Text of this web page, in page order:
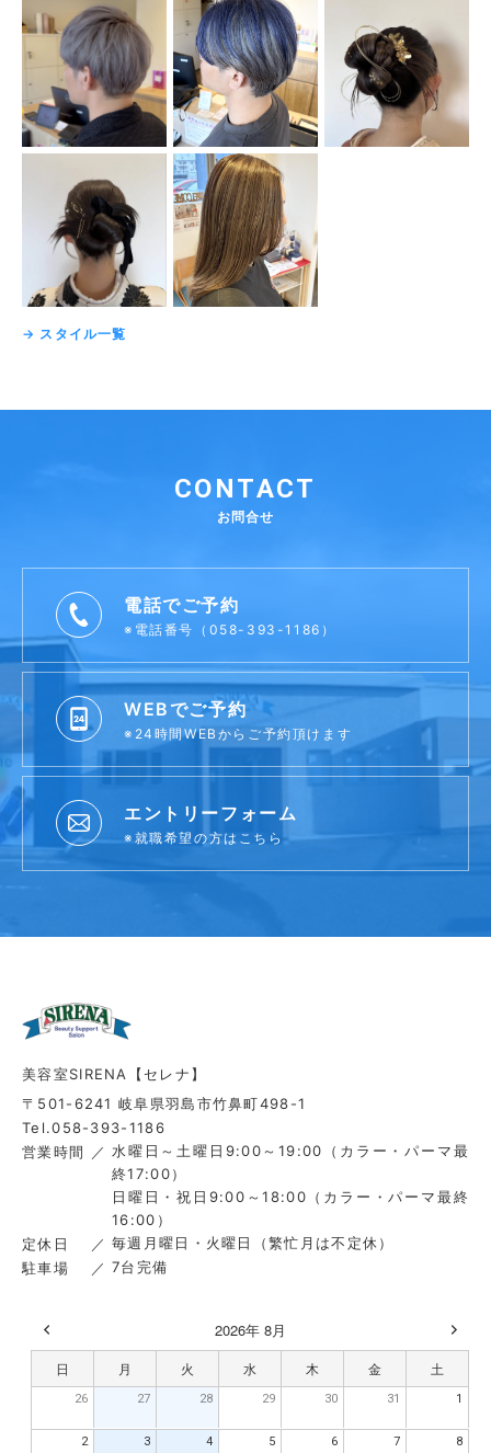
→ スタイル一覧
CONTACT
お問合せ
電話でご予約
※電話番号（058-393-1186）
WEBでご予約
※24時間WEBからご予約頂けます
エントリーフォーム
※就職希望の方はこちら
美容室SIRENA【セレナ】
〒501-6241 岐阜県羽島市竹鼻町498-1
Tel.058-393-1186
営業時間
水曜日～土曜日9:00～19:00（カラー・パーマ最
終17:00）
日曜日・祝日9:00～18:00（カラー・パーマ最終
16:00）
定休日
毎週月曜日・火曜日（繁忙月は不定休）
駐車場
7台完備
2026年 8月
日 月 火 水 木 金 土
26 27 28 29 30 31 1
2 3 4 5 6 7 8